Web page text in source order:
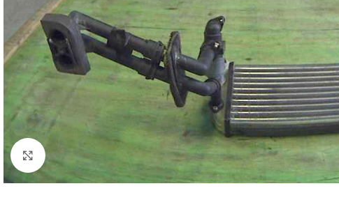
Click to enlarge